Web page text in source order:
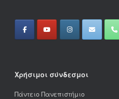
Χρήσιμοι σύνδεσμοι
Πάντειο Πανεπιστήμιο